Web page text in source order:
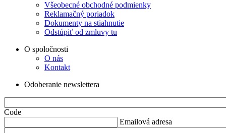
Všeobecné obchodné podmienky
Reklamačný poriadok
Dokumenty na stiahnutie
Odstúpiť od zmluvy tu
O spoločnosti
O nás
Kontakt
Odoberanie newslettera
Code
Emailová adresa